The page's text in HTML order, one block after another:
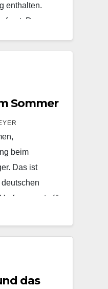
enthalten.
Denn
Sommer
beim
Das ist
für
das